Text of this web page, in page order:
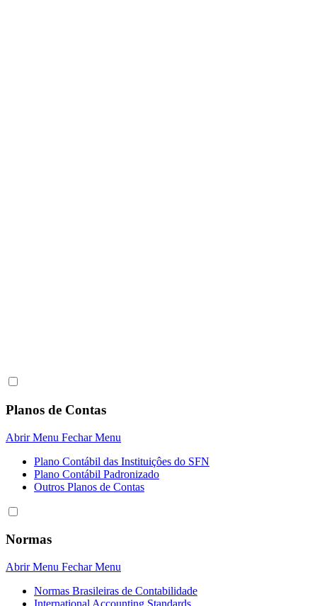
Planos de Contas
Abrir Menu Fechar Menu
Plano Contábil das Instituiçôes do SFN
Plano Contábil Padronizado
Outros Planos de Contas
Normas
Abrir Menu Fechar Menu
Normas Brasileiras de Contabilidade